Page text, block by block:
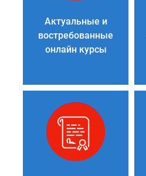
Актуальные и
востребованные
онлайн курсы